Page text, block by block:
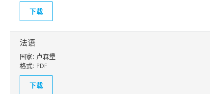
下载
法语
国家: 卢森堡
格式: PDF
下载